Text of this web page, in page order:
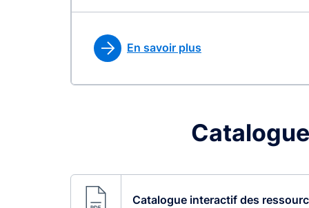
En savoir plus
Catalogue interactif des